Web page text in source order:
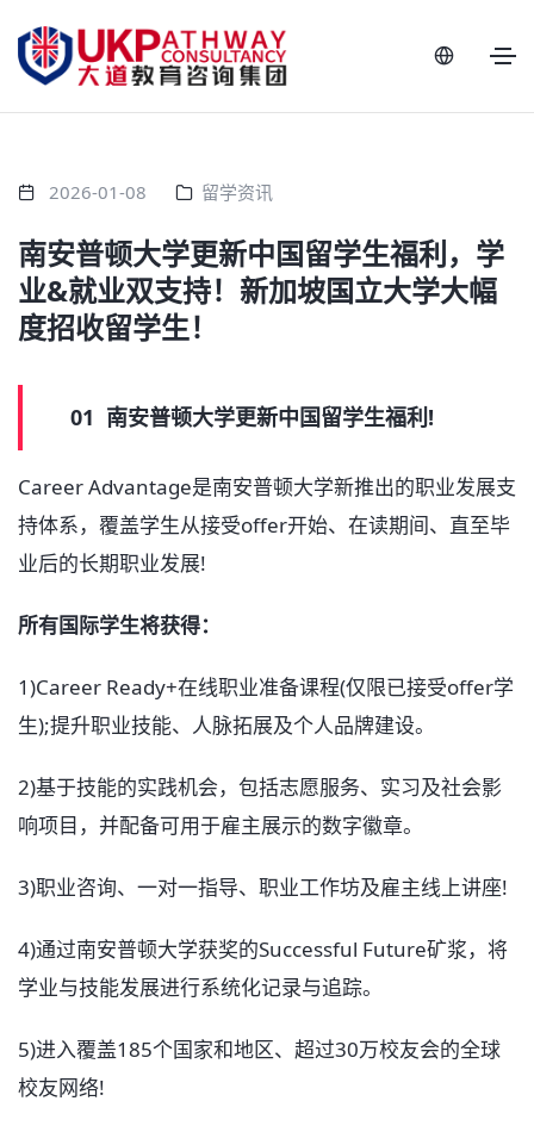
2026-01-08 留学资讯
南安普顿大学更新中国留学生福利，学
业&就业双支持！新加坡国立大学大幅
度招收留学生！
01 南安普顿大学更新中国留学生福利!
Career Advantage是南安普顿大学新推出的职业发展支
持体系，覆盖学生从接受offer开始、在读期间、直至毕
业后的长期职业发展!
所有国际学生将获得：
1)Career Ready+在线职业准备课程(仅限已接受offer学
生);提升职业技能、人脉拓展及个人品牌建设。
2)基于技能的实践机会，包括志愿服务、实习及社会影
响项目，并配备可用于雇主展示的数字徽章。
3)职业咨询、一对一指导、职业工作坊及雇主线上讲座!
4)通过南安普顿大学获奖的Successful Future矿浆，将
学业与技能发展进行系统化记录与追踪。
5)进入覆盖185个国家和地区、超过30万校友会的全球
校友网络!